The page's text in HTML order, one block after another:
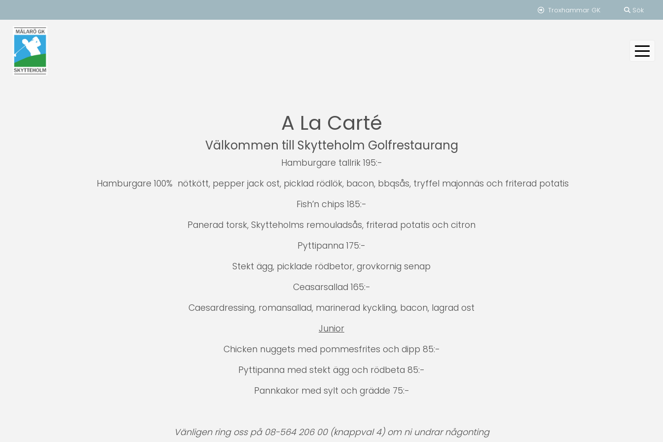
Troxhammar GK Sök
A La Carté
Välkommen till Skytteholm Golfrestaurang
Hamburgare tallrik 195:-
Hamburgare 100% nötkött, pepper jack ost, picklad rödlök, bacon, bbqsås, tryffel majonnäs och friterad potatis
Fish’n chips 185:-
Panerad torsk, Skytteholms remouladsås, friterad potatis och citron
Pyttipanna 175:-
Stekt ägg, picklade rödbetor, grovkornig senap
Ceasarsallad 165:-
Caesardressing, romansallad, marinerad kyckling, bacon, lagrad ost
Junior
Chicken nuggets med pommesfrites och dipp 85:-
Pyttipanna med stekt ägg och rödbeta 85:-
Pannkakor med sylt och grädde 75:-
Vänligen ring oss på 08-564 206 00 (knappval 4) om ni undrar någonting